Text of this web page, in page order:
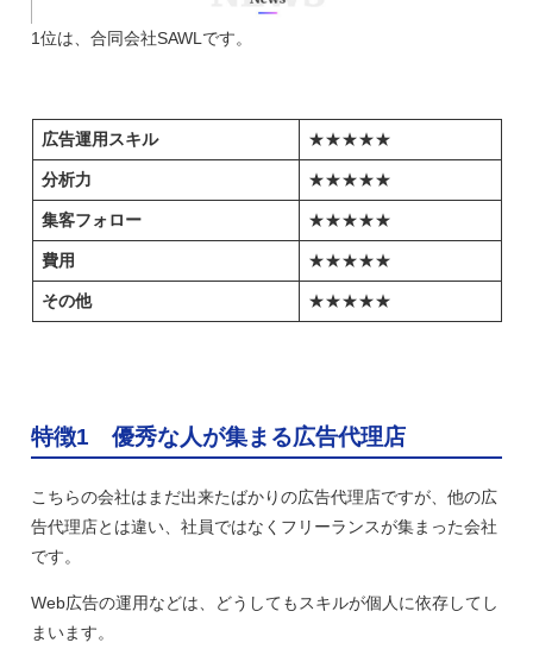
1位は、合同会社SAWLです。
広告運用スキル ★★★★★
分析力 ★★★★★
集客フォロー ★★★★★
費用 ★★★★★
その他 ★★★★★
特徴1 優秀な人が集まる広告代理店
こちらの会社はまだ出来たばかりの広告代理店ですが、他の広
告代理店とは違い、社員ではなくフリーランスが集まった会社
です。
Web広告の運用などは、どうしてもスキルが個人に依存してし
まいます。